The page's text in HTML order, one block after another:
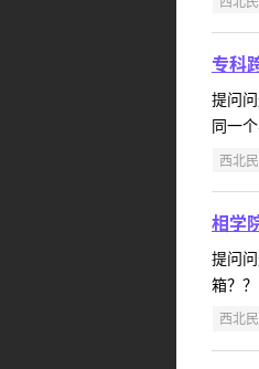
专科
提问
同一
西北
相学
提问
箱？
西北